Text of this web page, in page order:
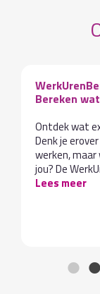
Bereken
Ontdek wat
Denk je
werken,
jou? De
Lees meer